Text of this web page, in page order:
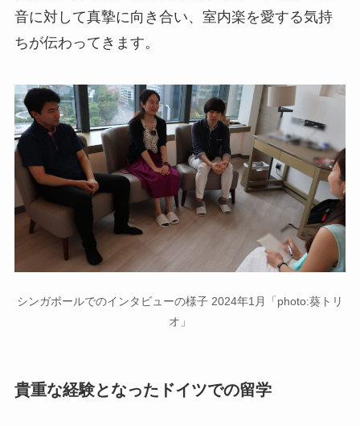
音に対して真摯に向き合い、室内楽を愛する気持
ちが伝わってきます。
シンガポールでのインタビューの様子 2024年1月「photo:葵トリ
オ」
貴重な経験となったドイツでの留学